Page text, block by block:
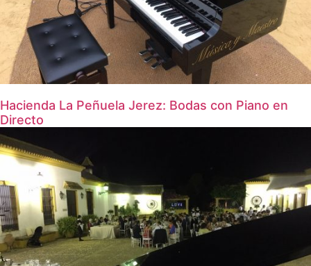
Hacienda La Peñuela Jerez: Bodas con Piano en
Directo